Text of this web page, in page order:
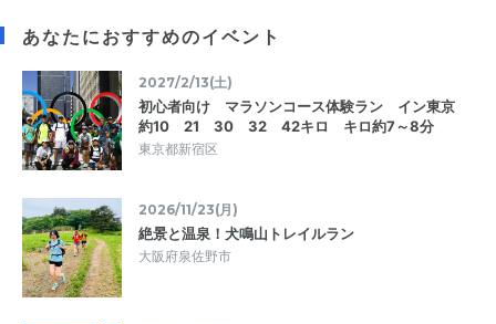
あなたにおすすめのイベント
2027/2/13(土)
初心者向け マラソンコース体験ラン イン東京
約10 21 30 32 42キロ キロ約7～8分
東京都新宿区
2026/11/23(月)
絶景と温泉！犬鳴山トレイルラン
大阪府泉佐野市